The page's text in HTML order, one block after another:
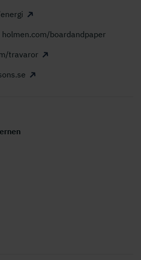
boardandpaper
travaror